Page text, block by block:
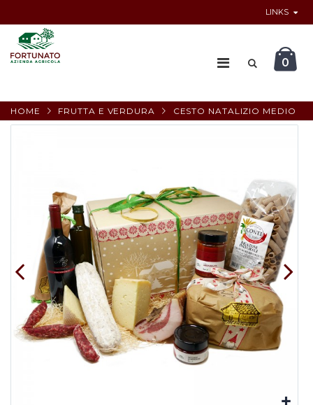
LINKS
0
HOME FRUTTA E VERDURA CESTO NATALIZIO MEDIO